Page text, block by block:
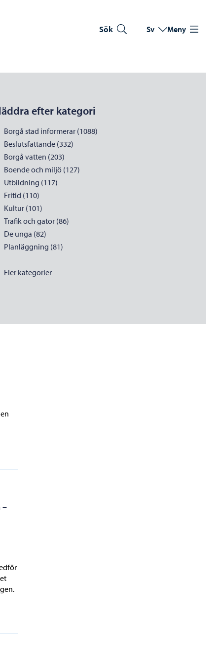
Sök Byt språk
Nuvarande språk:
Sv Meny
efter kategori
Borgå stad informerar (1088)
Beslutsfattande (332)
Borgå vatten (203)
Boende och miljö (127)
Utbildning (117)
Fritid (110)
Kultur (101)
Trafik och gator (86)
De unga (82)
Planläggning (81)
Fler kategorier
–